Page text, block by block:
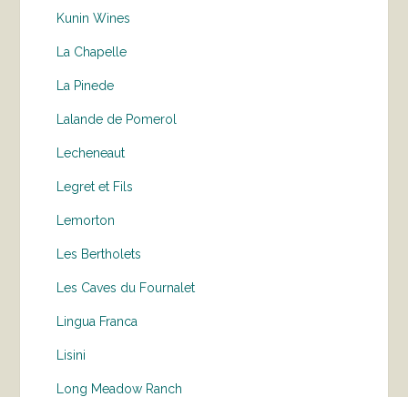
Kunin Wines
La Chapelle
La Pinede
Lalande de Pomerol
Lecheneaut
Legret et Fils
Lemorton
Les Bertholets
Les Caves du Fournalet
Lingua Franca
Lisini
Long Meadow Ranch